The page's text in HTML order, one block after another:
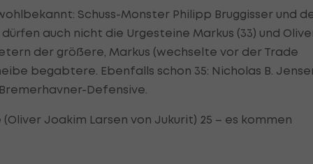
Schuss-Monster Philipp Bruggisser und
auch nicht die Urgesteine Markus (33) und
der größere, Markus (wechselte vor der Trade
begabtere. Ebenfalls schon 35: Nicholas B.
Defensive.
Joakim Larsen von Jukurit) 25 – es kommen